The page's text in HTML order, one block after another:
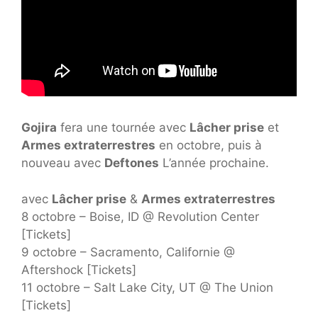
Gojira fera une tournée avec Lâcher prise et
Armes extraterrestres en octobre, puis à
nouveau avec Deftones L’année prochaine.
avec Lâcher prise & Armes extraterrestres
8 octobre – Boise, ID @ Revolution Center
[Tickets]
9 octobre – Sacramento, Californie @
Aftershock [Tickets]
11 octobre – Salt Lake City, UT @ The Union
[Tickets]